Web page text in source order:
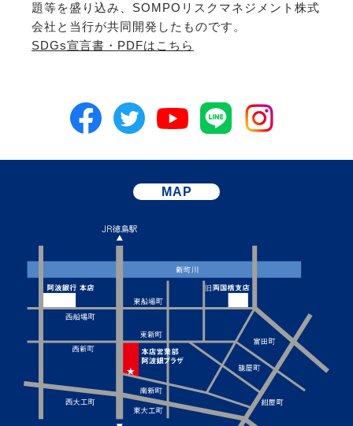
題等を盛り込み、SOMPOリスクマネジメント株式
会社と当行が共同開発したものです。
SDGs宣言書・PDFはこちら
MAP